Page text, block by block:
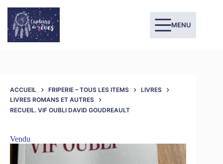
MENU
ACCUEIL FRIPERIE – TOUS LES ITEMS
LIVRES
LIVRES ROMANS ET AUTRES
RECUEIL. VIF OUBLI DAVID GOUDREAULT
Vendu